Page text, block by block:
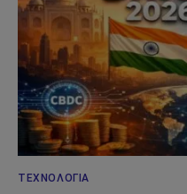
ΤΕΧΝΟΛΟΓΊΑ